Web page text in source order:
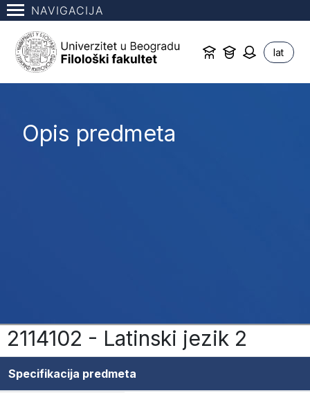
NAVIGACIJA
lat
Opis predmeta
2114102 - Latinski jezik 2
Specifikacija predmeta